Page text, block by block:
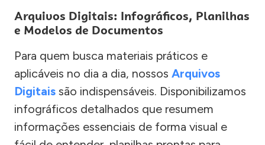
Arquivos Digitais: Infográficos, Planilhas
e Modelos de Documentos
Para quem busca materiais práticos e
aplicáveis no dia a dia, nossos Arquivos
Digitais são indispensáveis. Disponibilizamos
infográficos detalhados que resumem
informações essenciais de forma visual e